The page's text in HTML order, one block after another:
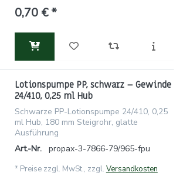
0,70 € *
Lotionspumpe PP, schwarz – Gewinde
24/410, 0,25 ml Hub
Schwarze PP-Lotionspumpe 24/410, 0,25
ml Hub, 180 mm Steigrohr, glatte
Ausführung
Art.-Nr.
propax-3-7866-79/965-fpu
* Preise zzgl. MwSt., zzgl. Versandkosten